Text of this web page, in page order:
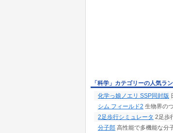
「科学」カテゴリーの人気ラ
化学っ娘ノエリ SSP同封版
シム フィールド2 生物界の
2足歩行シミュレータ 2足歩
分子郎 高性能で多機能な分